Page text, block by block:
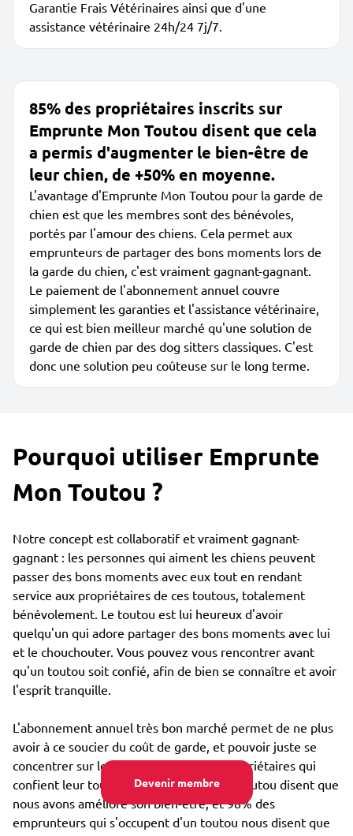
Devenir membre
Garantie Frais Vétérinaires ainsi que d'une
assistance vétérinaire 24h/24 7j/7.
85% des propriétaires inscrits sur
Emprunte Mon Toutou disent que cela
a permis d'augmenter le bien-être de
leur chien, de +50% en moyenne.
L'avantage d'Emprunte Mon Toutou pour la garde de
chien est que les membres sont des bénévoles,
portés par l'amour des chiens. Cela permet aux
emprunteurs de partager des bons moments lors de
la garde du chien, c'est vraiment gagnant-gagnant.
Le paiement de l'abonnement annuel couvre
simplement les garanties et l'assistance vétérinaire,
ce qui est bien meilleur marché qu'une solution de
garde de chien par des dog sitters classiques. C'est
donc une solution peu coûteuse sur le long terme.
Pourquoi utiliser Emprunte
Mon Toutou ?
Notre concept est collaboratif et vraiment gagnant-
gagnant : les personnes qui aiment les chiens peuvent
passer des bons moments avec eux tout en rendant
service aux propriétaires de ces toutous, totalement
bénévolement. Le toutou est lui heureux d'avoir
quelqu'un qui adore partager des bons moments avec lui
et le chouchouter. Vous pouvez vous rencontrer avant
qu'un toutou soit confié, afin de bien se connaître et avoir
l'esprit tranquille.
L'abonnement annuel très bon marché permet de ne plus
avoir à ce soucier du coût de garde, et pouvoir juste se
concentrer sur le bien-être : 85% des propriétaires qui
confient leur toutou par Emprunte Mon Toutou disent que
nous avons amélioré son bien-être, et 98% des
emprunteurs qui s'occupent d'un toutou nous disent que